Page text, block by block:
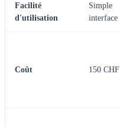
Facilité
d'utilisation
Simple
interface
Coût 150 CHF